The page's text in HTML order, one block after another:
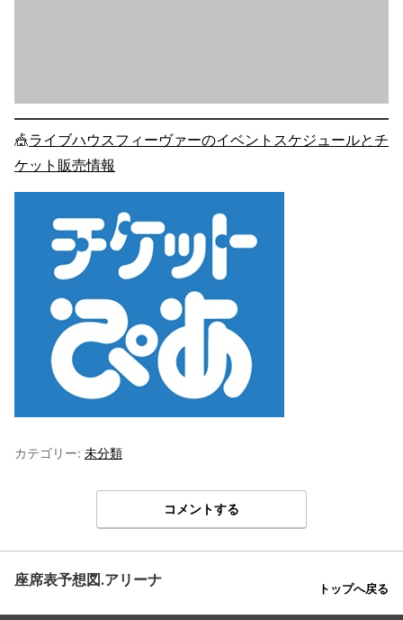
🎪ライブハウスフィーヴァーのイベントスケジュールとチ
ケット販売情報
カテゴリー: 未分類
コメントする
座席表予想図.アリーナ トップへ戻る